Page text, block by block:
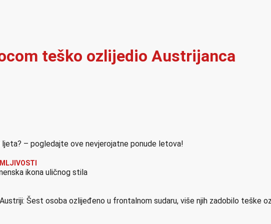
teško ozlijedio Austrijanca
– pogledajte ove nevjerojatne ponude letova!
ikona uličnog stila
Šest osoba ozlijeđeno u frontalnom sudaru, više njih zadobilo teške